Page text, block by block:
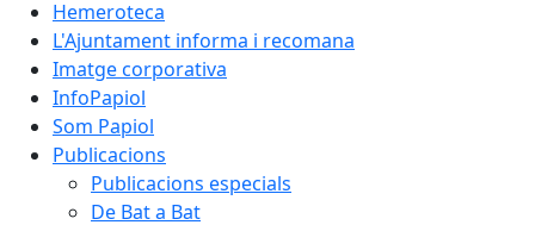
Hemeroteca
L'Ajuntament informa i recomana
Imatge corporativa
InfoPapiol
Som Papiol
Publicacions
Publicacions especials
De Bat a Bat